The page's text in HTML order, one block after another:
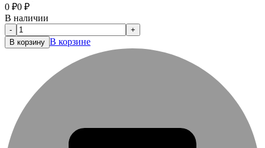
0 ₽0 ₽
В наличии
-
+
В корзину В корзине